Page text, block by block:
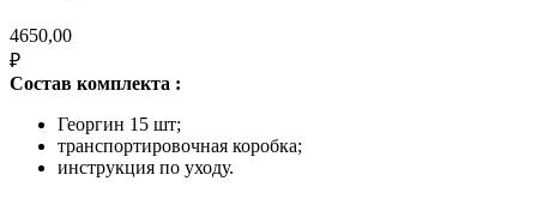
4650,00
₽
Состав комплекта :
Георгин 15 шт;
транспортировочная коробка;
инструкция по уходу.